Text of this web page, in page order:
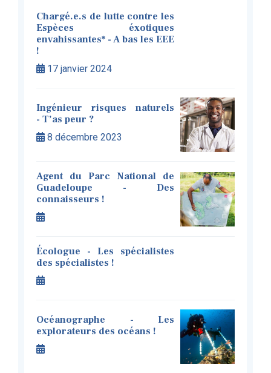
Chargé.e.s de lutte contre les
Espèces éxotiques
envahissantes* - A bas les EEE
!
17 janvier 2024
Ingénieur risques naturels
- T’as peur ?
8 décembre 2023
Agent du Parc National de
Guadeloupe - Des
connaisseurs !
Écologue - Les spécialistes
des spécialistes !
Océanographe - Les
explorateurs des océans !